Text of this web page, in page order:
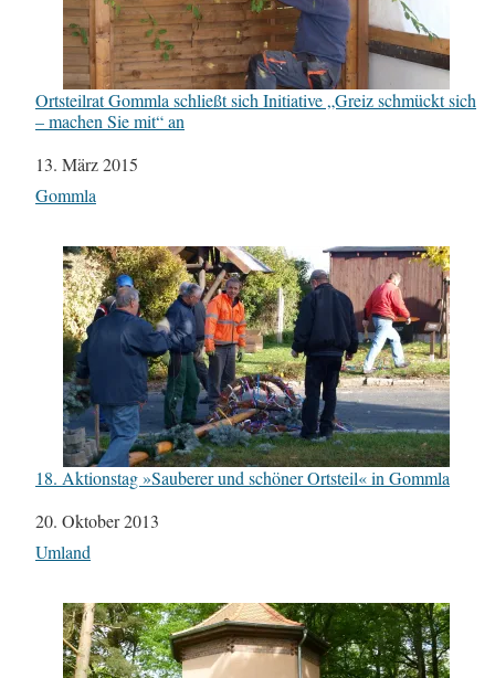
Ortsteilrat Gommla schließt sich Initiative „Greiz schmückt sich
– machen Sie mit“ an
Datum
13. März 2015
In Bezug auf
Gommla
18. Aktionstag »Sauberer und schöner Ortsteil« in Gommla
Datum
20. Oktober 2013
In Bezug auf
Umland